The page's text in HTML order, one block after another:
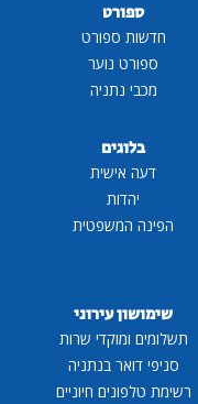
ספורט
חדשות ספורט
ספורט נוער
מכבי נתניה
בלוגים
דעה אישית
יהדות
הפינה המשפטית
שימושון עירוני
תשלומים ומוקדי שרות
סניפי דואר בנתניה
רשימת טלפונים חיוניים